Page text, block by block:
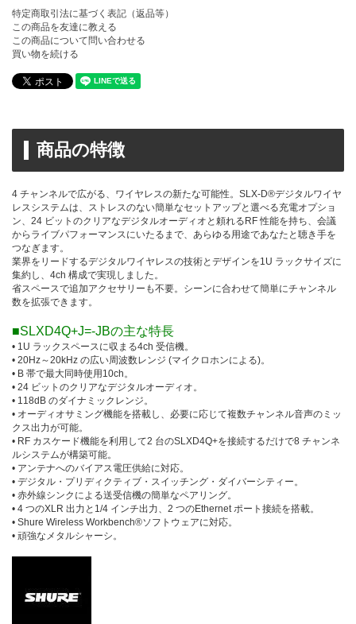
特定商取引法に基づく表記（返品等）
この商品を友達に教える
この商品について問い合わせる
買い物を続ける
商品の特徴
4 チャンネルで広がる、ワイヤレスの新たな可能性。SLX-D®デジタルワイヤ
レスシステムは、ストレスのない簡単なセットアップと選べる充電オプショ
ン、24 ビットのクリアなデジタルオーディオと頼れるRF 性能を持ち、会議
からライブパフォーマンスにいたるまで、あらゆる用途であなたと聴き手を
つなぎます。
業界をリードするデジタルワイヤレスの技術とデザインを1U ラックサイズに
集約し、4ch 構成で実現しました。
省スペースで追加アクセサリーも不要。シーンに合わせて簡単にチャンネル
数を拡張できます。
■SLXD4Q+J=-JBの主な特長
• 1U ラックスペースに収まる4ch 受信機。
• 20Hz～20kHz の広い周波数レンジ (マイクロホンによる)。
• B 帯で最大同時使用10ch。
• 24 ビットのクリアなデジタルオーディオ。
• 118dB のダイナミックレンジ。
• オーディオサミング機能を搭載し、必要に応じて複数チャンネル音声のミッ
クス出力が可能。
• RF カスケード機能を利用して2 台のSLXD4Q+を接続するだけで8 チャンネ
ルシステムが構築可能。
• アンテナへのバイアス電圧供給に対応。
• デジタル・プリディクティブ・スイッチング・ダイバーシティー。
• 赤外線シンクによる送受信機の簡単なペアリング。
• 4 つのXLR 出力と1/4 インチ出力、2 つのEthernet ポート接続を搭載。
• Shure Wireless Workbench®ソフトウェアに対応。
• 頑強なメタルシャーシ。